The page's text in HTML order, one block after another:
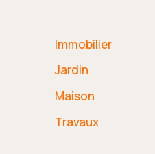
Immobilier
Jardin
Maison
Travaux